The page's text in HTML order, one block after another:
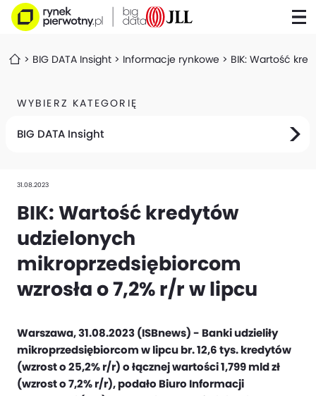
BIG DATA Insight Informacje rynkowe BIK: Wartość
WYBIERZ KATEGORIĘ
BIG DATA Insight
31.08.2023
BIK: Wartość kredytów
udzielonych
mikroprzedsiębiorcom
wzrosła o 7,2% r/r w lipcu
Warszawa, 31.08.2023 (ISBnews) - Banki udzieliły
mikroprzedsiębiorcom w lipcu br. 12,6 tys. kredytów
(wzrost o 25,2% r/r) o łącznej wartości 1,799 mld zł
(wzrost o 7,2% r/r), podało Biuro Informacji